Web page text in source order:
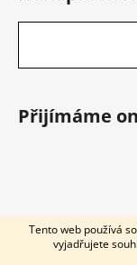
Tento web používá
vyjadřujete
Přijímáme